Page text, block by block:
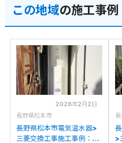
A2400AT2-3(A)への交換
この地域の施工事例
2026年2月2日
長野県松本市
長野県松本市電気温水器>
三菱交換工事施工事例：三
>